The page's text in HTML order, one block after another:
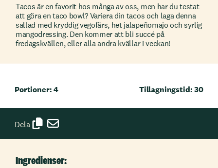
Tacos är en favorit hos många av oss, men har du testat
att göra en taco bowl? Variera din tacos och laga denna
sallad med kryddig vegofärs, het jalapeñomajo och syrlig
mangodressing. Den kommer att bli succé på
fredagskvällen, eller alla andra kvällar i veckan!
Portioner: 4 Tillagningstid: 30
Dela
Ingredienser: